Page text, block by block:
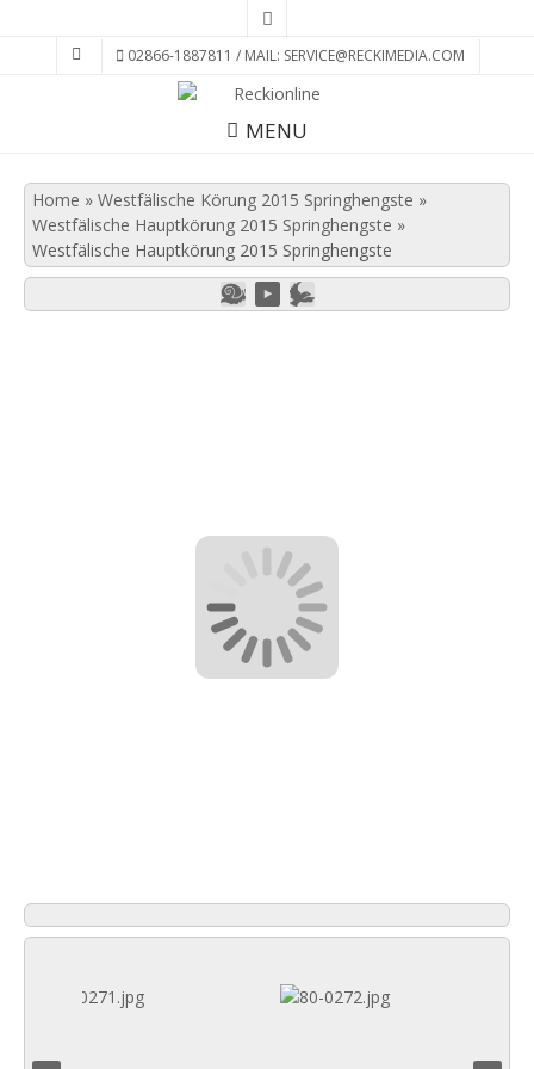
02866-1887811 / MAIL: SERVICE@RECKIMEDIA.COM
MENU
Home » Westfälische Körung 2015 Springhengste »
Westfälische Hauptkörung 2015 Springhengste »
Westfälische Hauptkörung 2015 Springhengste